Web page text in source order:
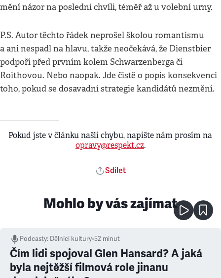
mění názor na poslední chvíli, téměř až u volební urny.
P.S. Autor těchto řádek neprošel školou romantismu
a ani nespadl na hlavu, takže neočekává, že Dienstbier
podpoří před prvním kolem Schwarzenberga či
Roithovou. Nebo naopak. Jde čistě o popis konsekvencí
toho, pokud se dosavadní strategie kandidátů nezmění.
Pokud jste v článku našli chybu, napište nám prosím na
opravy@respekt.cz.
Sdílet
Mohlo by vás zajímat
Podcasty: Dělníci kultury•52 minut
Čím lidi spojoval Glen Hansard? A jaká
byla nejtěžší filmová role jinanu